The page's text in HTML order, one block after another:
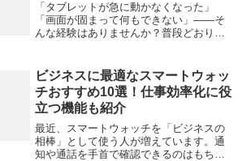
「タブレットが急に動かなくなった」
「画面が固まって何もできない」――そ
んな経験はありませんか？普段どおりに
レットがフリーズする原因と、実際に試
せる効果的な対処法をわかり...
ビジネスに最適なスマートウォッ
チおすすめ10選！仕事効率化に役
立つ機能も紹介
最近、スマートウォッチを「ビジネスの
相棒」として使う人が増えています。通
知や通話を手首で確認できるのはもちろ